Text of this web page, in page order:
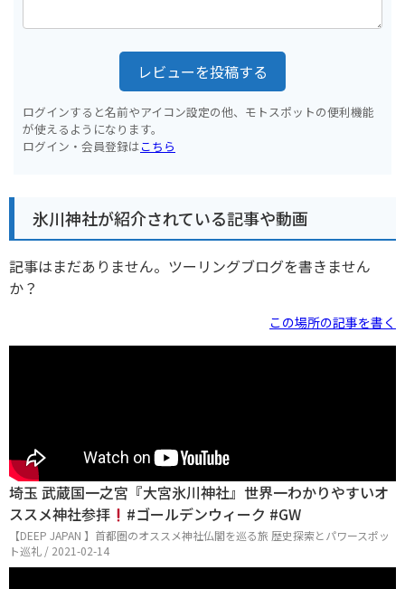
レビューを投稿する
ログインすると名前やアイコン設定の他、モトスポットの便利機能
が使えるようになります。
ログイン・会員登録はこちら
氷川神社が紹介されている記事や動画
記事はまだありません。ツーリングブログを書きません
か？
この場所の記事を書く
埼玉 武蔵国一之宮『大宮氷川神社』世界一わかりやすいオ
ススメ神社参拝
#ゴールデンウィーク #GW
【DEEP JAPAN 】首都圏のオススメ神社仏閣を巡る旅 歴史探索とパワースポッ
ト巡礼 / 2021-02-14